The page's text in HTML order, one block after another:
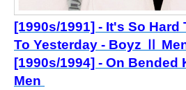
[1990s/1991] - It's So Hard
To Yesterday - Boyz Ⅱ
[1990s/1994] - On Bended
Men